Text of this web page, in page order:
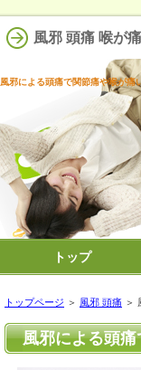
風邪 頭痛 喉が
風邪による頭痛で関節痛や喉が痛
トップページ ＞ 風邪 頭痛 ＞
風邪による頭
トップ